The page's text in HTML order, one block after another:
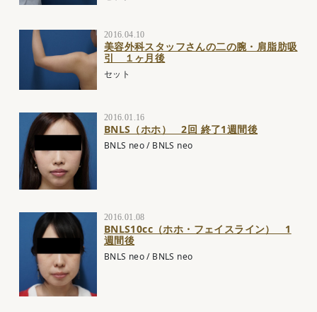
2016.04.10
美容外科スタッフさんの二の腕・肩脂肪吸
引 １ヶ月後
セット
2016.01.16
BNLS（ホホ） 2回 終了1週間後
BNLS neo/ BNLS neo
2016.01.08
BNLS10cc（ホホ・フェイスライン） 1
週間後
BNLS neo/ BNLS neo